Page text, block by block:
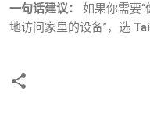
一句话建议： 如果你需要“
地访问家里的设备”，选